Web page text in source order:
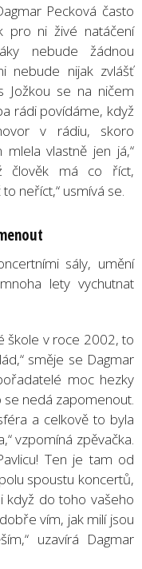
Pecková často
pro ni živé natáčení
nebude žádnou
nebude nijak zvlášť
Jožkou se na ničem
rádi povídáme, když
v rádiu, skoro
vlastně jen já,“
člověk má co říct,
neříct,“ usmívá se.
sály, umění
lety vychutnat
škole v roce 2002, to
směje se Dagmar
moc hezky
se nedá zapomenout.
a celkově to byla
vzpomíná zpěvačka.
Ten je tam od
spoustu koncertů,
když do toho vašeho
vím, jak milí jsou
uzavírá Dagmar